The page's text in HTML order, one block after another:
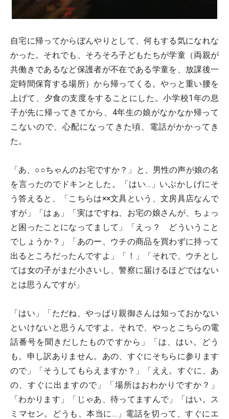
自宅に帰ってからぼんやりとして、何もする気になれな
かった。それでも、そろそろ子どもたちが学童（両親が
共働きであるなど保護者が不在である学童を、放課後一
定時間保育する場所）から帰ってくる。やっと重い腰を
上げて、夕食の支度をすることにした。小学校1年の息
子が先に帰ってきてから、4年生の娘がなかなか帰って
こないので、心配になってきた頃、電話がかかってき
た。
「あ、○○ちゃんのお宅ですか？」と、男性の声が娘の名
を言ったのでドキンとした。「はい…」いぶかしげにそ
う答えると、「こちらは××文具という、文房具店なんで
すが」「はぁ」「実はですね、お宅の娘さんが、ちょっ
と困ったことになってまして」「えっ？ どういうこと
でしょうか？」「あのー、ウチの商品を買わずに持って
出るところだったんですよ」「！」「それで、ウチとし
ては女の子がまだ小さいし、警察に届けるほどではない
とは思うんですが」
「はい」「ただね、やっぱり親御さんは知っておかない
といけないと思うんですよ。それで、やっとこちらの電
話番号を聞きだしたものですから」「は、はい。どう
も。申し訳ありません。あの、すぐにそちらに参ります
ので」「そうしてもらえますか？」「ええ。すぐに、あ
の、すぐに出ますので」「場所はおわかりですか？」
「わかります」「じゃあ、待ってますんで」「はい。ス
ミマセン。どうも、本当に…」電話を切って、すぐにエ